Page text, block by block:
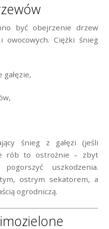
być obejrzenie drzew
Ciężki śnieg
gałęzie,
śnieg z gałęzi (jeśli
rób to ostrożnie – zbyt
uszkodzenia.
ostrym sekatorem, a
ogrodniczą.